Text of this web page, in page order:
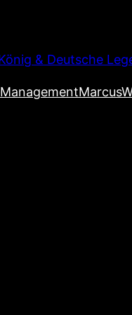
& Deutsche
Management